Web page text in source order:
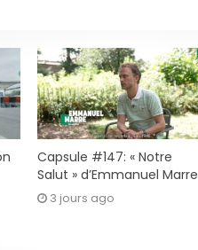
Capsule #147: « Notre
Salut » d’Emmanuel Marre
3 jours ago